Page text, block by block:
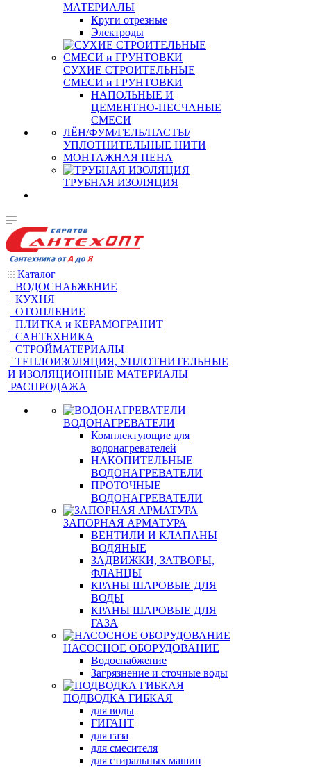
МАТЕРИАЛЫ
Круги отрезные
Электроды
СУХИЕ СТРОИТЕЛЬНЫЕ
СМЕСИ и ГРУНТОВКИ
НАПОЛЬНЫЕ И
ЦЕМЕНТНО-ПЕСЧАНЫЕ
СМЕСИ
ЛЁН/ФУМ/ГЕЛЬ/ПАСТЫ/
УПЛОТНИТЕЛЬНЫЕ НИТИ
МОНТАЖНАЯ ПЕНА
ТРУБНАЯ ИЗОЛЯЦИЯ
Каталог
ВОДОСНАБЖЕНИЕ
КУХНЯ
ОТОПЛЕНИЕ
ПЛИТКА и КЕРАМОГРАНИТ
САНТЕХНИКА
СТРОЙМАТЕРИАЛЫ
ТЕПЛОИЗОЛЯЦИЯ, УПЛОТНИТЕЛЬНЫЕ
И ИЗОЛЯЦИОННЫЕ МАТЕРИАЛЫ
РАСПРОДАЖА
ВОДОНАГРЕВАТЕЛИ
Комплектующие для
водонагревателей
НАКОПИТЕЛЬНЫЕ
ВОДОНАГРЕВАТЕЛИ
ПРОТОЧНЫЕ
ВОДОНАГРЕВАТЕЛИ
ЗАПОРНАЯ АРМАТУРА
ВЕНТИЛИ И КЛАПАНЫ
ВОДЯНЫЕ
ЗАДВИЖКИ, ЗАТВОРЫ,
ФЛАНЦЫ
КРАНЫ ШАРОВЫЕ ДЛЯ
ВОДЫ
КРАНЫ ШАРОВЫЕ ДЛЯ
ГАЗА
НАСОСНОЕ ОБОРУДОВАНИЕ
Водоснабжение
Загрязнение и сточные воды
ПОДВОДКА ГИБКАЯ
для воды
ГИГАНТ
для газа
для смесителя
для стиральных машин